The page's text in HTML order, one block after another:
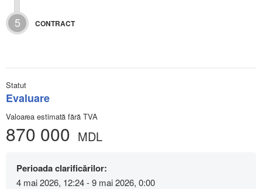
5 CONTRACT
Statut
Evaluare
Valoarea estimată fără TVA
870 000 MDL
Perioada clarificărilor:
4 mai 2026, 12:24 - 9 mai 2026, 0:00